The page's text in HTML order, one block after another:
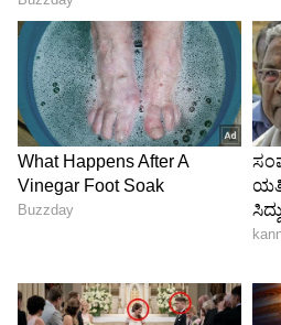
6
Image Credit : Isntgaram
ಕೂಡು ಕುಟುಂಬದ ಕಥೆ
ನಂದಗೋಕುಲ ಧಾರಾವಾಹಿ ನಂದ
ಕುಟುಂಬದ ಕಥೆಯಾಗಿದೆ. ನಂದನ